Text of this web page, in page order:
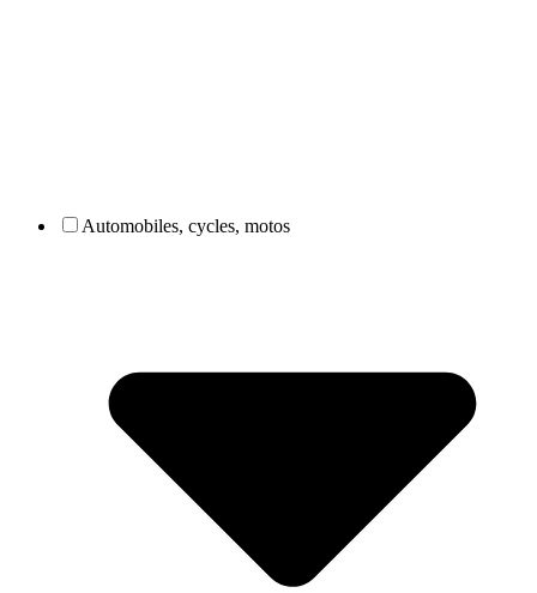
Automobiles, cycles, motos